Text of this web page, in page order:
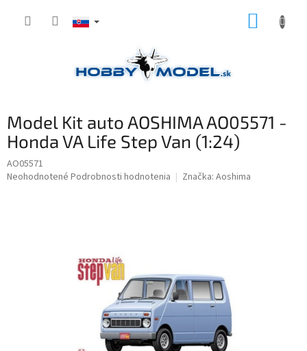
Model Kit auto AOSHIMA AO05571 -
Honda VA Life Step Van (1:24)
AO05571
Priemerné
Neohodnotené Podrobnosti hodnotenia Značka: Aoshima